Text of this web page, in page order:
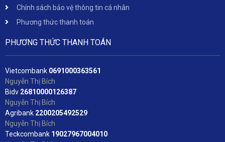
Chính sách bảo vệ thông tin cá nhân
Phương thức thanh toán
PHƯƠNG THỨC THANH TOÁN
Vietcombank 0691000363561
Nguyễn Thị Bích
Bidv 26810000126387
Nguyễn Thị Bích
Agribank 2200205492529
Nguyễn Thị Bích
Teckcombank 19027967004010